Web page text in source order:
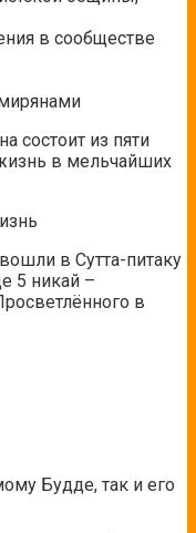
в сообществе
состоит из пяти
в мельчайших
в Сутта-питаку
5 никай –
в
Будде, так и его